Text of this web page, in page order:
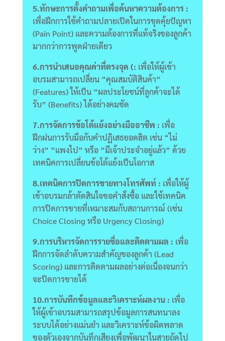
5.ทักษะการตั้งคำถามเพื่อค้นหาความต้องการ :
เพื่อฝึกการใช้คำถามปลายเปิดในการขุดคุ้ยปัญหา
(Pain Point) และความต้องการที่แท้จริงของลูกค้า
มากกว่าการพูดฝ่ายเดียว
6.การนำเสนอคุณค่าที่ตรงจุด (: เพื่อให้ผู้เข้า
อบรมสามารถเปลี่ยน “คุณสมบัติสินค้า”
(Features) ให้เป็น “ผลประโยชน์ที่ลูกค้าจะได้
รับ” (Benefits) ได้อย่างคมชัด
7.การจัดการข้อโต้แย้งอย่างมืออาชีพ : เพื่อ
ฝึกฝนการรับมือกับคำปฏิเสธยอดฮิต เช่น “ไม่
ว่าง” “แพงไป” หรือ “มีเจ้าประจำอยู่แล้ว” ด้วย
เทคนิคการเปลี่ยนข้อโต้แย้งเป็นโอกาส
8.เทคนิคการปิดการขายทางโทรศัพท์ : เพื่อให้ผู้
เข้าอบรมกล้าตัดสินใจขอคำสั่งซื้อ และใช้เทคนิค
การปิดการขายที่เหมาะสมกับสถานการณ์ (เช่น
Choice Closing หรือ Urgency Closing)
9.การบริหารจัดการรายชื่อและติดตามผล : เพื่อ
ฝึกการจัดลำดับความสำคัญของลูกค้า (Lead
Scoring) และการติดตามผลอย่างต่อเนื่องจนกว่า
จะปิดการขายได้
10.การบันทึกข้อมูลและวิเคราะห์ผลงาน : เพื่อ
ให้ผู้เข้าอบรมสามารถสรุปข้อมูลการสนทนาลง
ระบบได้อย่างแม่นยำ และวิเคราะห์ข้อผิดพลาด
ของตัวเองจากบันทึกเสียงเพื่อพัฒนาในสายถัดไป